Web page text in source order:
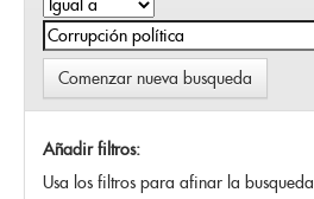
Comenzar nueva busqueda
Añadir filtros:
Usa los filtros para afinar la busqueda.